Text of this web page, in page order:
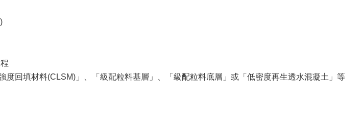
度回填材料(CLSM)」、「級配粒料基層」、「級配粒料底層」或「低密度再生透水混凝土」等